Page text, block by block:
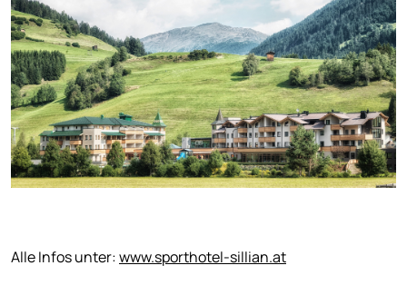
Alle Infos unter:www.sporthotel-sillian.at